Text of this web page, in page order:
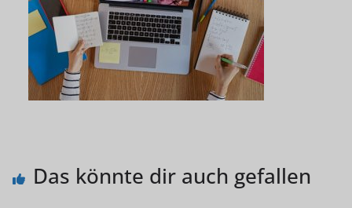
Das könnte dir auch gefallen